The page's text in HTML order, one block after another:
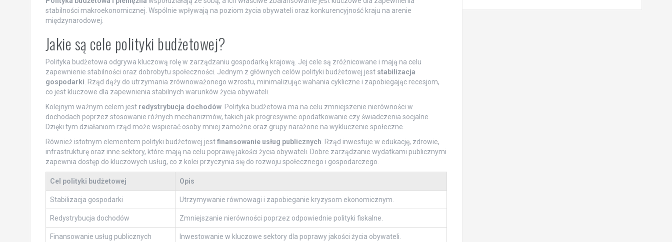
stabilności makroekonomicznej. Wspólnie wpływają na poziom życia obywateli oraz konkurencyjność kraju na arenie
międzynarodowej.
Jakie są cele polityki budżetowej?
Polityka budżetowa odgrywa kluczową rolę w zarządzaniu gospodarką krajową. Jej cele są zróżnicowane i mają na celu
zapewnienie stabilności oraz dobrobytu społeczności. Jednym z głównych celów polityki budżetowej jest stabilizacja
gospodarki . Rząd dąży do utrzymania zrównoważonego wzrostu, minimalizując wahania cykliczne i zapobiegając recesjom,
co jest kluczowe dla zapewnienia stabilnych warunków życia obywateli.
Kolejnym ważnym celem jest redystrybucja dochodów. Polityka budżetowa ma na celu zmniejszenie nierówności w
dochodach poprzez stosowanie różnych mechanizmów, takich jak progresywne opodatkowanie czy świadczenia socjalne.
Dzięki tym działaniom rząd może wspierać osoby mniej zamożne oraz grupy narażone na wykluczenie społeczne.
Również istotnym elementem polityki budżetowej jestfinansowanie usług publicznych . Rząd inwestuje w edukację, zdrowie,
infrastrukturę oraz inne sektory, które mają na celu poprawę jakości życia obywateli. Dobre zarządzanie wydatkami publicznymi
zapewnia dostęp do kluczowych usług, co z kolei przyczynia się do rozwoju społecznego i gospodarczego.
Cel polityki budżetowej Opis
Stabilizacja gospodarki Utrzymywanie równowagi i zapobieganie kryzysom ekonomicznym.
Redystrybucja dochodów Zmniejszanie nierówności poprzez odpowiednie polityki fiskalne.
Finansowanie usług publicznych Inwestowanie w kluczowe sektory dla poprawy jakości życia obywateli.